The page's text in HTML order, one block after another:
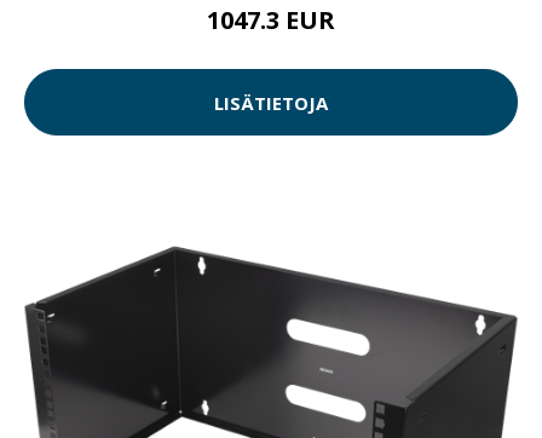
1047.3 EUR
LISÄTIETOJA